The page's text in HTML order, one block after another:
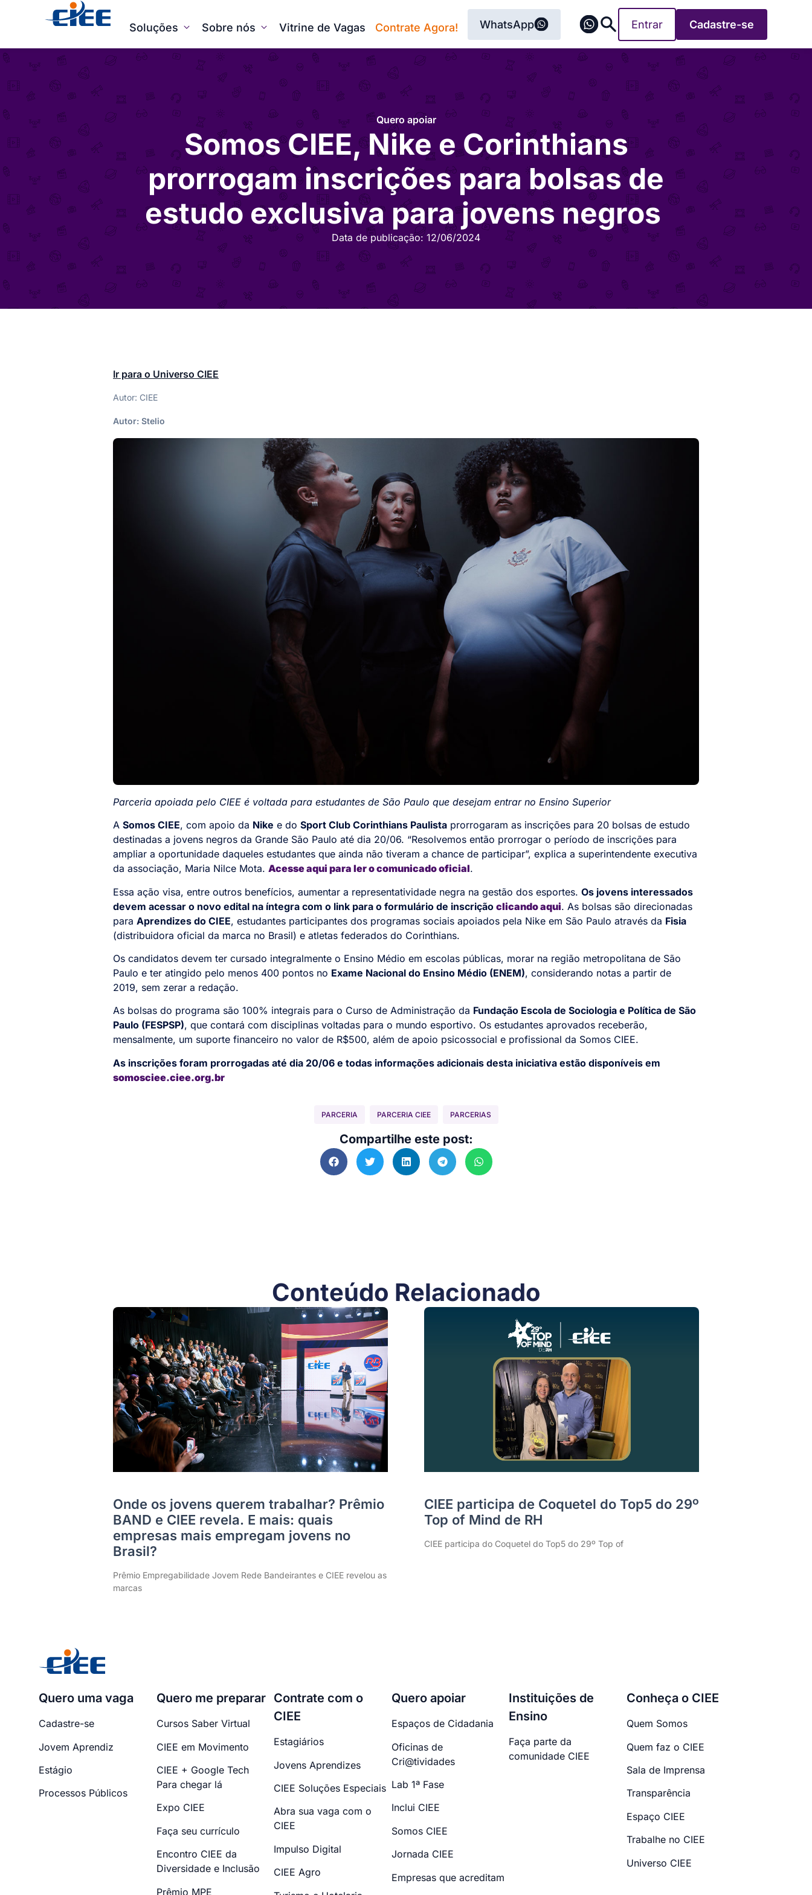
Soluções Sobre nós Vitrine de Vagas Contrate Agora! WhatsApp Entrar Cadastre-se
Quero apoiar
Somos CIEE, Nike e Corinthians
prorrogam inscrições para bolsas de
estudo exclusiva para jovens negros
Data de publicação: 12/06/2024
Ir para o Universo CIEE
Autor: CIEE
Autor: Stelio
Parceria apoiada pelo CIEE é voltada para estudantes de São Paulo que desejam entrar no Ensino Superior
A Somos CIEE, com apoio da Nike e do Sport Club Corinthians Paulista prorrogaram as inscrições para 20 bolsas de estudo
destinadas a jovens negros da Grande São Paulo até dia 20/06. “Resolvemos então prorrogar o período de inscrições para
ampliar a oportunidade daqueles estudantes que ainda não tiveram a chance de participar”, explica a superintendente executiva
da associação, Maria Nilce Mota. Acesse aqui para ler o comunicado oficial.
Essa ação visa, entre outros benefícios, aumentar a representatividade negra na gestão dos esportes. Os jovens interessados
devem acessar o novo edital na íntegra com o link para o formulário de inscrição clicando aqui. As bolsas são direcionadas
para Aprendizes do CIEE, estudantes participantes dos programas sociais apoiados pela Nike em São Paulo através da Fisia
(distribuidora oficial da marca no Brasil) e atletas federados do Corinthians.
Os candidatos devem ter cursado integralmente o Ensino Médio em escolas públicas, morar na região metropolitana de São
Paulo e ter atingido pelo menos 400 pontos no Exame Nacional do Ensino Médio (ENEM), considerando notas a partir de
2019, sem zerar a redação.
As bolsas do programa são 100% integrais para o Curso de Administração da Fundação Escola de Sociologia e Política de São
Paulo (FESPSP), que contará com disciplinas voltadas para o mundo esportivo. Os estudantes aprovados receberão,
mensalmente, um suporte financeiro no valor de R$500, além de apoio psicossocial e profissional da Somos CIEE.
As inscrições foram prorrogadas até dia 20/06 e todas informações adicionais desta iniciativa estão disponíveis em
somosciee.ciee.org.br
PARCERIA PARCERIA CIEE PARCERIAS
Compartilhe este post:
Conteúdo Relacionado
Onde os jovens querem trabalhar? Prêmio
BAND e CIEE revela. E mais: quais
empresas mais empregam jovens no
Brasil?
Prêmio Empregabilidade Jovem Rede Bandeirantes e CIEE revelou as
marcas
CIEE participa de Coquetel do Top5 do 29º
Top of Mind de RH
CIEE participa do Coquetel do Top5 do 29º Top of
Quero uma vaga
Cadastre-se
Jovem Aprendiz
Estágio
Processos Públicos
Quero me preparar
Cursos Saber Virtual
CIEE em Movimento
CIEE + Google Tech
Para chegar lá
Expo CIEE
Faça seu currículo
Encontro CIEE da
Diversidade e Inclusão
Prêmio MPE
Contrate com o
CIEE
Estagiários
Jovens Aprendizes
CIEE Soluções Especiais
Abra sua vaga com o
CIEE
Impulso Digital
CIEE Agro
Quero apoiar
Espaços de Cidadania
Oficinas de
Cri@tividades
Lab 1ª Fase
Inclui CIEE
Somos CIEE
Jornada CIEE
Empresas que acreditam
Instituições de
Ensino
Faça parte da
comunidade CIEE
Conheça o CIEE
Quem Somos
Quem faz o CIEE
Sala de Imprensa
Transparência
Espaço CIEE
Trabalhe no CIEE
Universo CIEE